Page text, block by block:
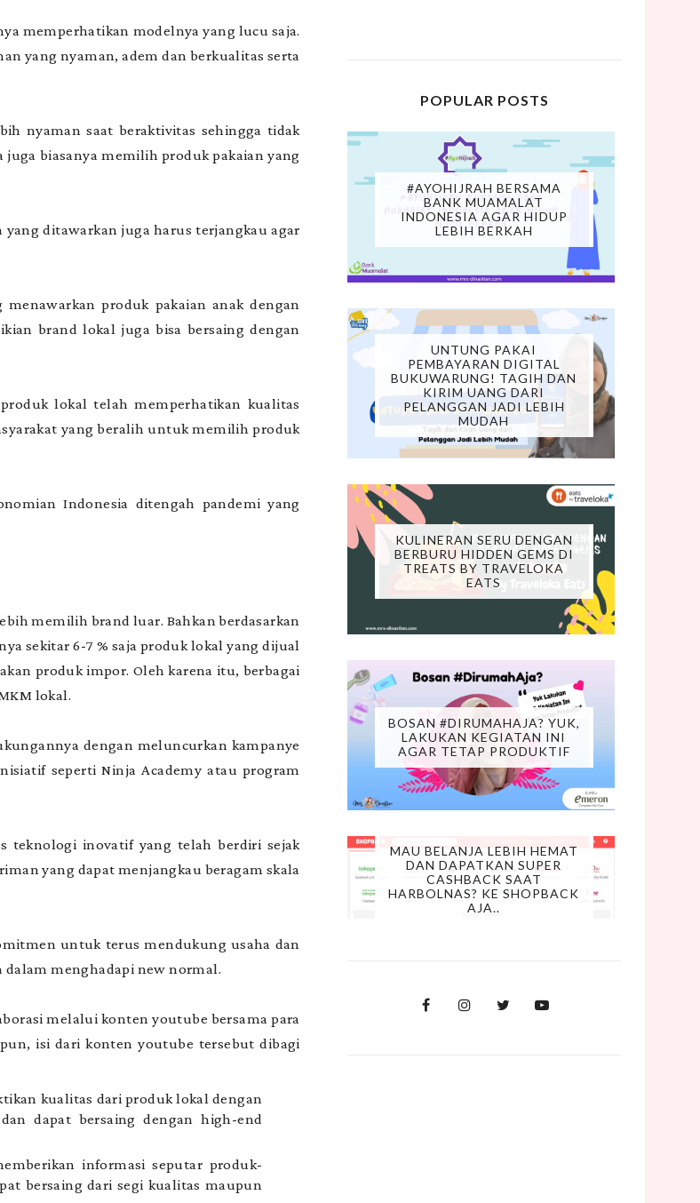
memperhatikan modelnya yang lucu saja.
yang nyaman, adem dan berkualitas serta
nyaman saat beraktivitas sehingga tidak
juga biasanya memilih produk pakaian yang
ditawarkan juga harus terjangkau agar
produk pakaian anak dengan
brand lokal juga bisa bersaing dengan
lokal telah memperhatikan kualitas
yang beralih untuk memilih produk
Indonesia ditengah pandemi yang
memilih brand luar. Bahkan berdasarkan
sekitar 6-7 % saja produk lokal yang dijual
produk impor. Oleh karena itu, berbagai
lokal.
dengan meluncurkan kampanye
seperti Ninja Academy atau program
teknologi inovatif yang telah berdiri sejak
yang dapat menjangkau beragam skala
untuk terus mendukung usaha dan
menghadapi new normal.
melalui konten youtube bersama para
isi dari konten youtube tersebut dibagi
kualitas dari produk lokal dengan
dapat bersaing dengan high-end
informasi seputar produk-
bersaing dari segi kualitas maupun
POPULAR POSTS
#AYOHIJRAH BERSAMA
BANK MUAMALAT
INDONESIA AGAR HIDUP
LEBIH BERKAH
UNTUNG PAKAI
PEMBAYARAN DIGITAL
BUKUWARUNG! TAGIH DAN
KIRIM UANG DARI
PELANGGAN JADI LEBIH
MUDAH
KULINERAN SERU DENGAN
BERBURU HIDDEN GEMS DI
TREATS BY TRAVELOKA
EATS
BOSAN #DIRUMAHAJA? YUK,
LAKUKAN KEGIATAN INI
AGAR TETAP PRODUKTIF
MAU BELANJA LEBIH HEMAT
DAN DAPATKAN SUPER
CASHBACK SAAT
HARBOLNAS? KE SHOPBACK
AJA..